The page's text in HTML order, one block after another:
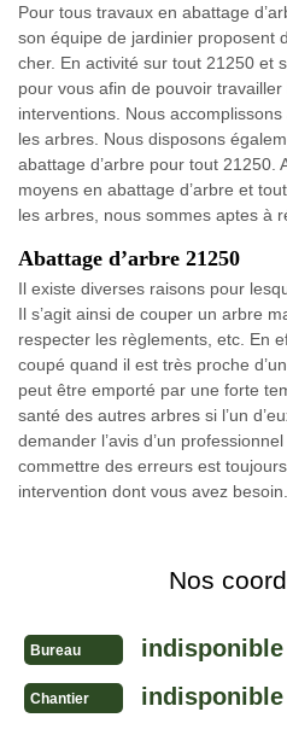
Pour tous travaux en abattage
son équipe de jardinier proposent
cher. En activité sur tout 21250 et
pour vous afin de pouvoir
interventions. Nous
les arbres. Nous disposons
abattage d’arbre pour tout 21250.
moyens en abattage d’arbre et
les arbres, nous sommes aptes à
Abattage d’arbre 21250
Il existe diverses raisons pour
Il s’agit ainsi de couper un arbre
respecter les règlements, etc. En
coupé quand il est très proche
peut être emporté par une forte
santé des autres arbres si l’un
demander l’avis d’un
commettre des erreurs est
intervention dont vous avez besoin.
Nos
Bureau indisponible
Chantier indisponible